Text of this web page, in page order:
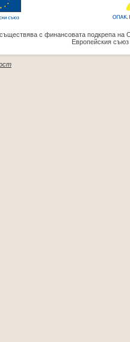
с финансовата подкрепа на
Европейския